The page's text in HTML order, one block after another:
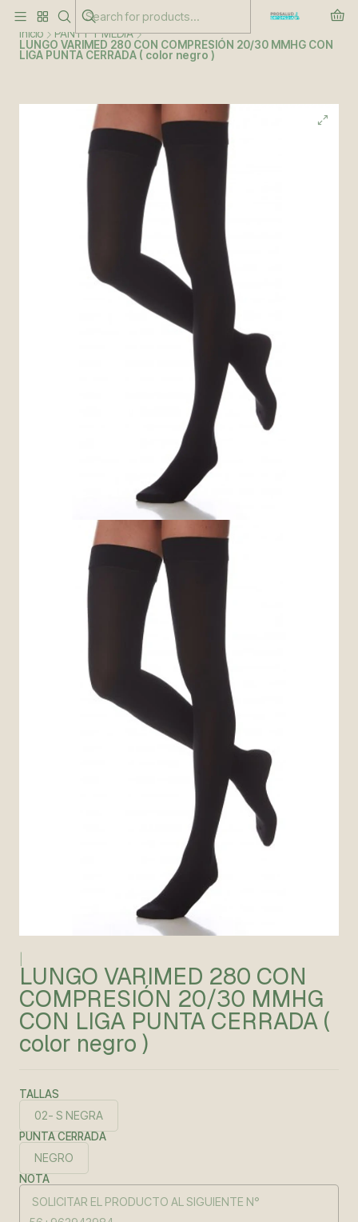
Inicio
PANTY Y MEDIA
LUNGO VARIMED 280 CON COMPRESIÓN 20/30 MMHG CON
LIGA PUNTA CERRADA ( color negro )
LUNGO VARIMED 280 CON
COMPRESIÓN 20/30 MMHG
CON LIGA PUNTA CERRADA (
color negro )
TALLAS
02- S NEGRA
PUNTA CERRADA
NEGRO
NOTA